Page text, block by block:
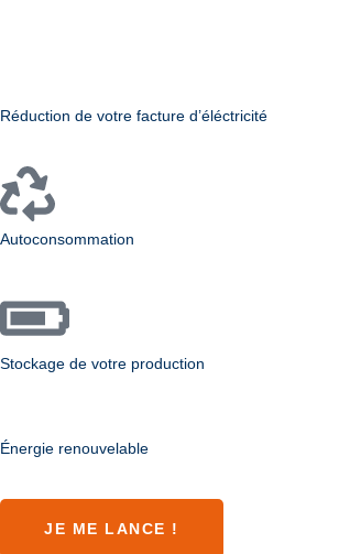
Réduction de votre facture d’éléctricité
Autoconsommation
Stockage de votre production
Énergie renouvelable
JE ME LANCE !